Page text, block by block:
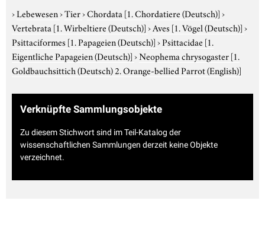
›Lebewesen›Tier›Chordata [1. Chordatiere (Deutsch)]›
Vertebrata [1. Wirbeltiere (Deutsch)]›Aves [1. Vögel (Deutsch)]›
Psittaciformes [1. Papageien (Deutsch)]›Psittacidae [1.
Eigentliche Papageien (Deutsch)]›Neophema chrysogaster[1.
Goldbauchsittich (Deutsch) 2. Orange-bellied Parrot (English)]
Verknüpfte Sammlungsobjekte
Zu diesem Stichwort sind im Teil-Katalog der
wissenschaftlichen Sammlungen derzeit keine Objekte
verzeichnet.